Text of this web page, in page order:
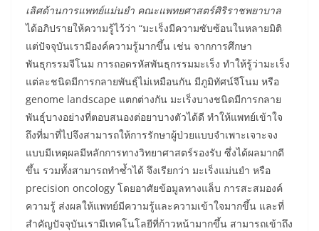
เลิศด้านการแพทย์แม่นยำ คณะแพทยศาสตร์ศิริราชพยาบาล
ได้อภิปรายให้ความรู้ไว้ว่า “มะเร็งมีความซับซ้อนในหลายมิติ
แต่ปัจจุบันเรามีองค์ความรู้มากขึ้น เช่น จากการศึกษา
พันธุกรรมจีโนม การถอดรหัสพันธุกรรมมะเร็ง ทำให้รู้ว่ามะเร็ง
แต่ละชนิดมีการกลายพันธุ์ไม่เหมือนกัน มีภูมิทัศน์จีโนม หรือ
genome landscape แตกต่างกัน มะเร็งบางชนิดมีการกลาย
พันธุ์บางอย่างที่ตอบสนองต่อยาบางตัวได้ดี ทำให้แพทย์เข้าใจ
ถึงที่มาที่ไปจึงสามารถให้การรักษาผู้ป่วยแบบจำเพาะเจาะจง
แบบมีเหตุผลมีหลักการทางวิทยาศาสตร์รองรับ ซึ่งได้ผลมากดี
ขึ้น รวมทั้งสามารถทำซ้ำได้ จึงเรียกว่า มะเร็งแม่นยำ หรือ
precision oncology โดยอาศัยข้อมูลทางแล็บ การสะสมองค์
ความรู้ ส่งผลให้แพทย์มีความรู้และความเข้าใจมากขึ้น และที่
สำคัญปัจจุบันเรามีเทคโนโลยีที่ก้าวหน้ามากขึ้น สามารถเข้าถึง